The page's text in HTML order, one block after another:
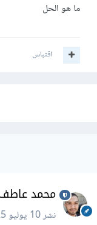
ما هو الحل
اقتباس
محمد عاطف25
نشر10 يوليو 2025